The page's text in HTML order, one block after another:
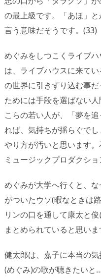
の最上級です。「あほ」
言う意味だそうです。(33)
めぐみをしつこくライブ
は、ライブハウスに来て
の世界に引きずり込む事
ためには手段を選ばない
こらの若い人が、「夢を
れば、気持ちが揺らぐでし
やり方が汚いと思います
ミュージックプロダクシ
めぐみが大学へ行くと、
がついたウソ(暇なときは
リンの口を通して康太と
まとめられていると思いま
健太郎は、嘉子に本当の
(めぐみ)の歌が聴きたいと